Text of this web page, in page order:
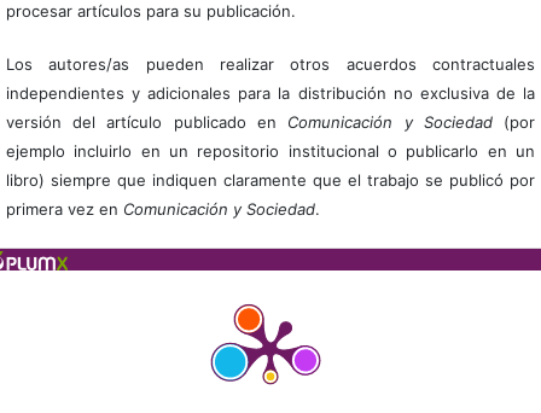
procesar artículos para su publicación.
Los autores/as pueden realizar otros acuerdos contractuales
independientes y adicionales para la distribución no exclusiva de la
versión del artículo publicado en Comunicación y Sociedad(por
ejemplo incluirlo en un repositorio institucional o publicarlo en un
libro) siempre que indiquen claramente que el trabajo se publicó por
primera vez en Comunicación y Sociedad.